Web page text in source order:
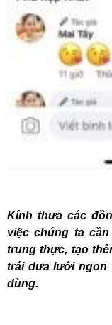
Kính thưa các
việc chúng ta
trung thực, tạo
trái dưa lưới ngon
dùng.